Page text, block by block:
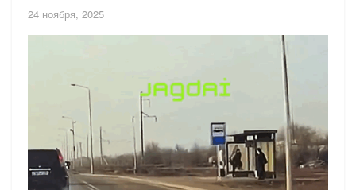
24 ноября, 2025